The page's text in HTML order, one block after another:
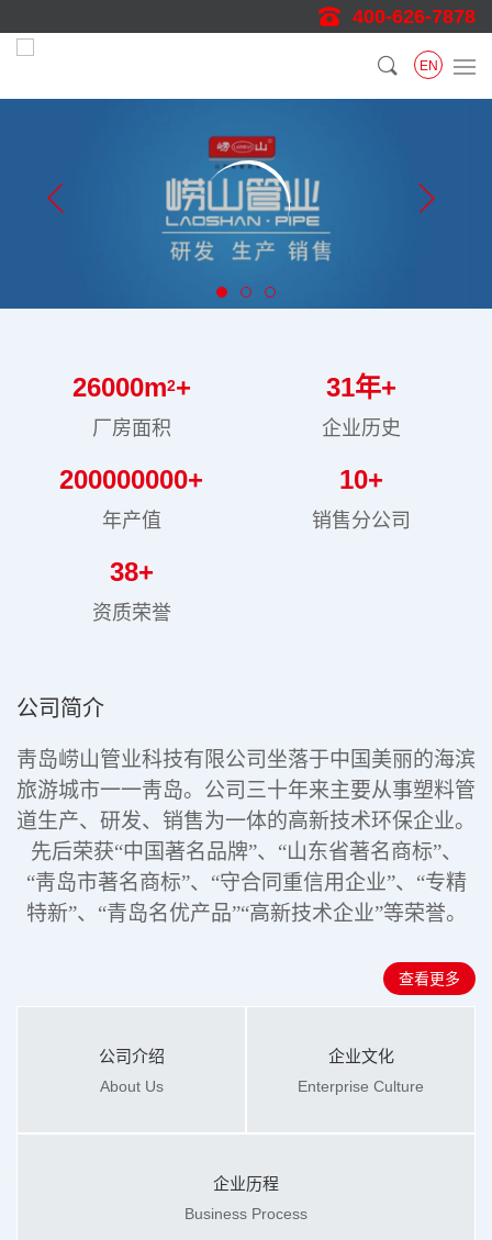
400-626-7878
EN
26000m2+
厂房面积
31年+
企业历史
200000000+
年产值
10+
销售分公司
38+
资质荣誉
公司简介
靑岛崂山管业科技有限公司坐落于中国美丽的海滨
旅游城市一一靑岛。公司三十年来主要从事塑料管
道生产、研发、销售为一体的高新技术环保企业。
先后荣获“中国著名品牌”、“山东省著名商标”、
“靑岛市著名商标”、“守合同重信用企业”、“专精
特新”、“青岛名优产品”“高新技术企业”等荣誉。
查看更多
公司介绍
About Us
企业文化
Enterprise Culture
企业历程
Business Process